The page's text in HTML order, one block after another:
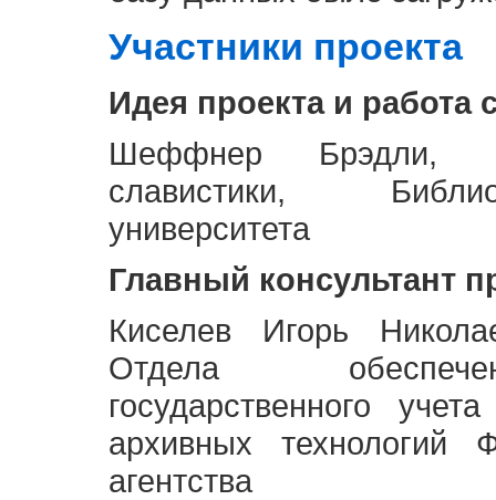
Участники проекта
Идея проекта и работа
Шеффнер Брэдли,
славистики,
университета
Главный консультант
Киселев Игорь
Отдела
государственного
архивных технологий
агентства